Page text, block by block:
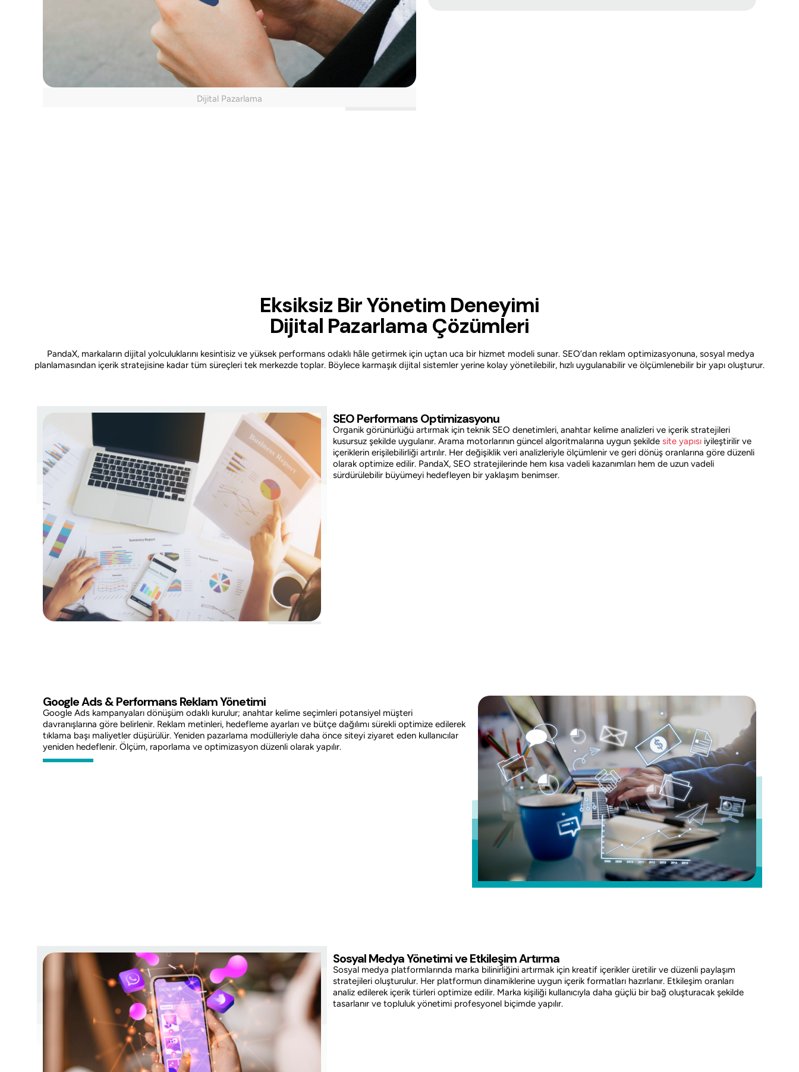
Dijital Pazarlama
Eksiksiz Bir Yönetim Deneyimi
Dijital Pazarlama Çözümleri
PandaX, markaların dijital yolculuklarını kesintisiz ve yüksek performans odaklı hâle getirmek için uçtan uca bir hizmet modeli sunar. SEO’dan reklam optimizasyonuna, sosyal medya
planlamasından içerik stratejisine kadar tüm süreçleri tek merkezde toplar. Böylece karmaşık dijital sistemler yerine kolay yönetilebilir, hızlı uygulanabilir ve ölçümlenebilir bir yapı oluşturur.
SEO Performans Optimizasyonu
Organik görünürlüğü artırmak için teknik SEO denetimleri, anahtar kelime analizleri ve içerik stratejileri
kusursuz şekilde uygulanır. Arama motorlarının güncel algoritmalarına uygun şekilde site yapısı iyileştirilir ve
içeriklerin erişilebilirliği artırılır. Her değişiklik veri analizleriyle ölçümlenir ve geri dönüş oranlarına göre düzenli
olarak optimize edilir. PandaX, SEO stratejilerinde hem kısa vadeli kazanımları hem de uzun vadeli
sürdürülebilir büyümeyi hedefleyen bir yaklaşım benimser.
Google Ads & Performans Reklam Yönetimi
Google Ads kampanyaları dönüşüm odaklı kurulur; anahtar kelime seçimleri potansiyel müşteri
davranışlarına göre belirlenir. Reklam metinleri, hedefleme ayarları ve bütçe dağılımı sürekli optimize edilerek
tıklama başı maliyetler düşürülür. Yeniden pazarlama modülleriyle daha önce siteyi ziyaret eden kullanıcılar
yeniden hedeflenir. Ölçüm, raporlama ve optimizasyon düzenli olarak yapılır.
Sosyal Medya Yönetimi ve Etkileşim Artırma
Sosyal medya platformlarında marka bilinirliğini artırmak için kreatif içerikler üretilir ve düzenli paylaşım
stratejileri oluşturulur. Her platformun dinamiklerine uygun içerik formatları hazırlanır. Etkileşim oranları
analiz edilerek içerik türleri optimize edilir. Marka kişiliği kullanıcıyla daha güçlü bir bağ oluşturacak şekilde
tasarlanır ve topluluk yönetimi profesyonel biçimde yapılır.